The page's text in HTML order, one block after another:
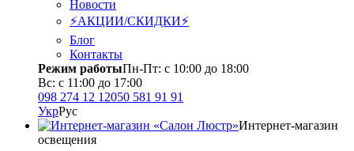
Новости
⚡АКЦИИ/СКИДКИ⚡
Блог
Контакты
Режим работыПн-Пт: с 10:00 до 18:00
Вс: с 11:00 до 17:00
098 274 12 12050 581 91 91
УкрРус
Интернет-магазин
освещения